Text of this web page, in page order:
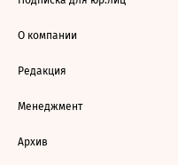
О компании
Редакция
Менеджмент
Архив